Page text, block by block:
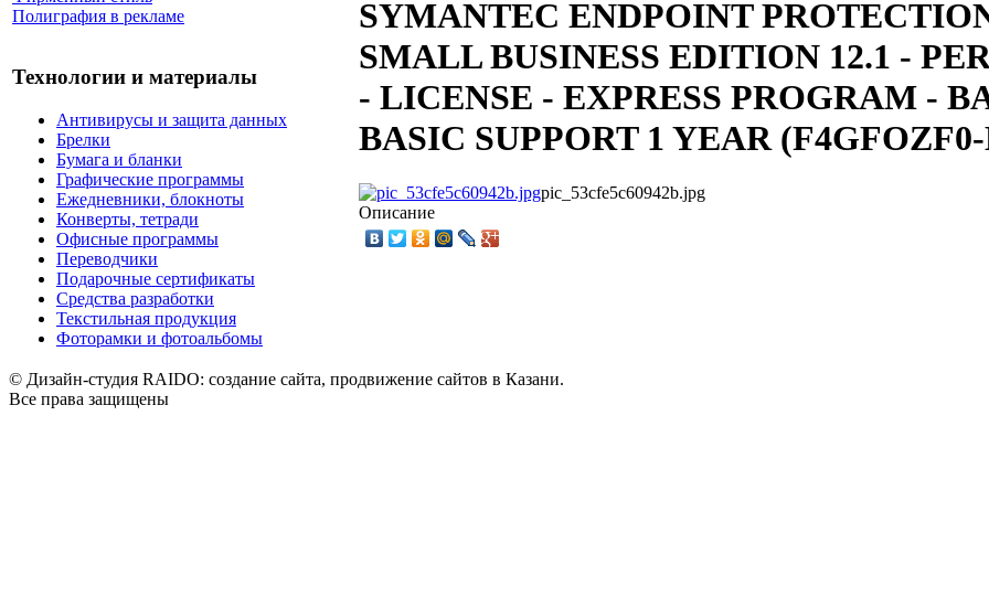
Полиграфия в рекламе
Технологии и материалы
Антивирусы и защита данных
Брелки
Бумага и бланки
Графические программы
Ежедневники, блокноты
Конверты, тетради
Офисные программы
Переводчики
Подарочные сертификаты
Средства разработки
Текстильная продукция
Фоторамки и фотоальбомы
SYMANTEC ENDPOINT
SMALL BUSINESS EDITION 12.1 -
- LICENSE - EXPRESS PROGRAM -
BASIC SUPPORT 1 YEAR
pic_53cfe5c60942b.jpg
Описание
© Дизайн-студия RAIDO: создание сайта, продвижение сайтов в Казани.
Все права защищены